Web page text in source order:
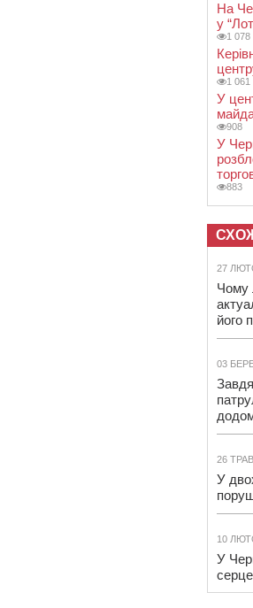
На
у
1 078
1 061
У
908
У
883
27
Чому
його
03
26
У
10
У